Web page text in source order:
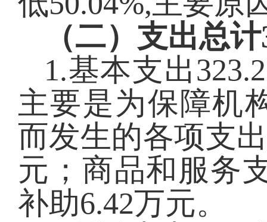
（二）支出总计
1.基本支出
主要是为保障机
而发生的各项支
元；商品和服务
补助6.42万元。